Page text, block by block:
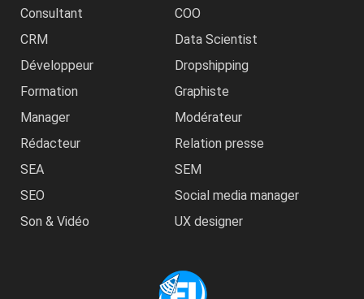
Consultant
COO
CRM
Data Scientist
Développeur
Dropshipping
Formation
Graphiste
Manager
Modérateur
Rédacteur
Relation presse
SEA
SEM
SEO
Social media manager
Son & Vidéo
UX designer